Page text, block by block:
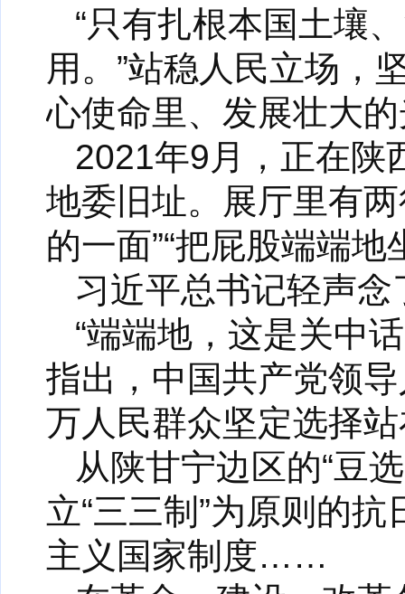
“只有扎根本国土壤
用。”站稳人民立场，
心使命里、发展壮大
2021年9月，正在陕
地委旧址。展厅里有
的一面”“把屁股端端
习近平总书记轻声念
“端端地，这是关中
指出，中国共产党领
万人民群众坚定选择
从陕甘宁边区的“豆
立“三三制”为原则的
主义国家制度……